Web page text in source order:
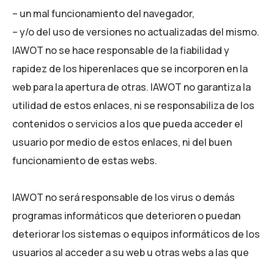
– un mal funcionamiento del navegador,
– y/o del uso de versiones no actualizadas del mismo.
IAWOT no se hace responsable de la fiabilidad y
rapidez de los hiperenlaces que se incorporen en la
web para la apertura de otras. IAWOT no garantiza la
utilidad de estos enlaces, ni se responsabiliza de los
contenidos o servicios a los que pueda acceder el
usuario por medio de estos enlaces, ni del buen
funcionamiento de estas webs.
IAWOT no será responsable de los virus o demás
programas informáticos que deterioren o puedan
deteriorar los sistemas o equipos informáticos de los
usuarios al acceder a su web u otras webs a las que